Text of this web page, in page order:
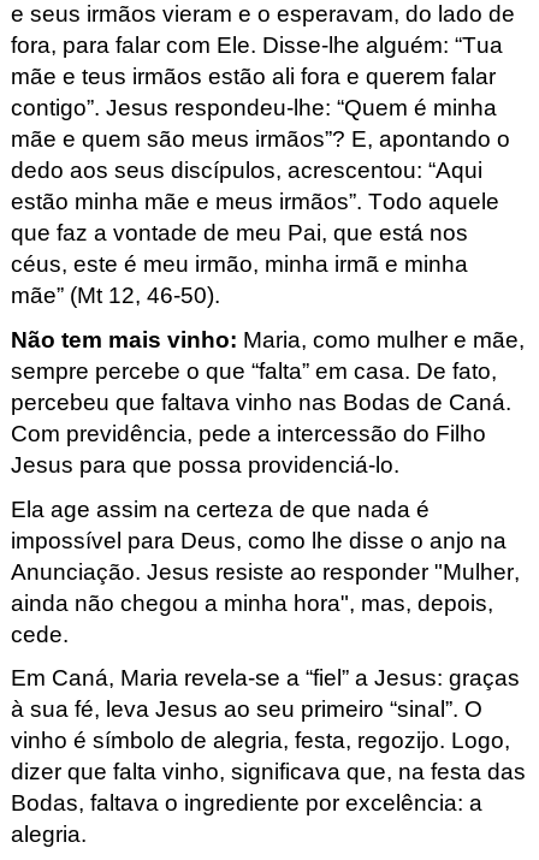
e seus irmãos vieram e o esperavam, do lado de
fora, para falar com Ele. Disse-lhe alguém: “Tua
mãe e teus irmãos estão ali fora e querem falar
contigo”. Jesus respondeu-lhe: “Quem é minha
mãe e quem são meus irmãos”? E, apontando o
dedo aos seus discípulos, acrescentou: “Aqui
estão minha mãe e meus irmãos”. Todo aquele
que faz a vontade de meu Pai, que está nos
céus, este é meu irmão, minha irmã e minha
mãe”(Mt12, 46-50).
Não tem mais vinho: Maria, como mulher e mãe,
sempre percebe o que “falta” em casa. De fato,
percebeu que faltava vinho nas Bodas de Caná.
Com previdência, pede a intercessão do Filho
Jesus para que possa providenciá-lo.
Ela age assim na certeza de que nada é
impossível para Deus, como lhe disse o anjo na
Anunciação. Jesus resiste ao responder "Mulher,
ainda não chegou a minha hora", mas, depois,
cede.
Em Caná, Maria revela-se a “fiel” a Jesus: graças
à sua fé, leva Jesus ao seu primeiro “sinal”. O
vinho é símbolo de alegria, festa, regozijo. Logo,
dizer que falta vinho, significava que, na festa das
Bodas, faltava o ingrediente por excelência: a
alegria.